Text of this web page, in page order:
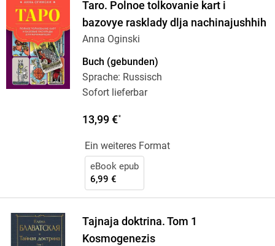
Taro. Polnoe tolkovanie kart i
bazovye rasklady dlja nachinajushhih
Anna Oginski
Buch (gebunden)
Sprache: Russisch
Sofort lieferbar
13,99 €*
Ein weiteres Format
eBook epub
6,99 €
Tajnaja doktrina. Tom 1
Kosmogenezis